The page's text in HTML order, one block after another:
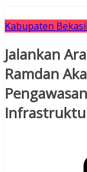
Kabupaten Bekasi
Jalankan
Ramdan